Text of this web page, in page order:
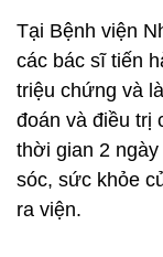
Tại Bệnh viện
các bác sĩ tiến
triệu chứng và
đoán và điều trị
thời gian 2
sóc, sức khỏe
ra viện.